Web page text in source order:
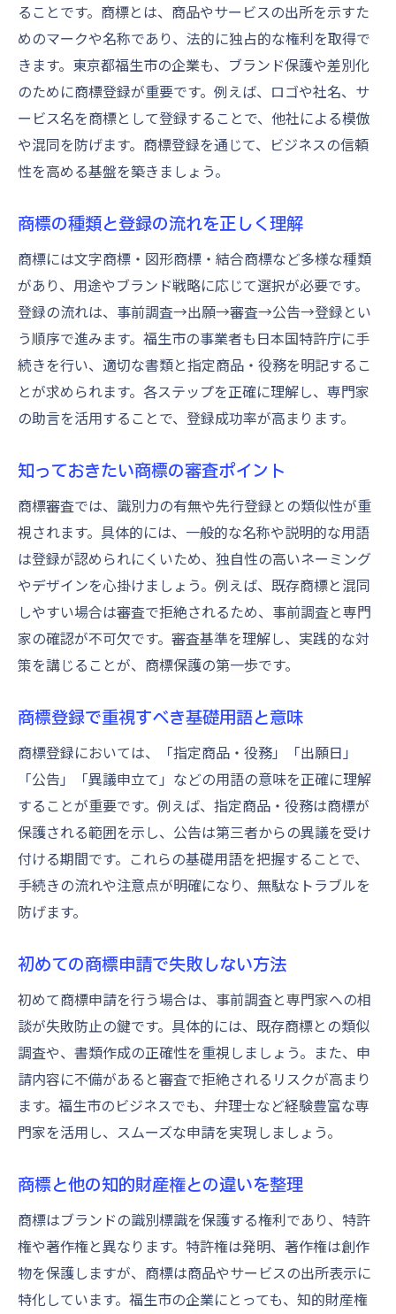
ることです。商標とは、商品やサービスの出所を示すた
めのマークや名称であり、法的に独占的な権利を取得で
きます。東京都福生市の企業も、ブランド保護や差別化
のために商標登録が重要です。例えば、ロゴや社名、サ
ービス名を商標として登録することで、他社による模倣
や混同を防げます。商標登録を通じて、ビジネスの信頼
性を高める基盤を築きましょう。
商標の種類と登録の流れを正しく理解
商標には文字商標・図形商標・結合商標など多様な種類
があり、用途やブランド戦略に応じて選択が必要です。
登録の流れは、事前調査→出願→審査→公告→登録とい
う順序で進みます。福生市の事業者も日本国特許庁に手
続きを行い、適切な書類と指定商品・役務を明記するこ
とが求められます。各ステップを正確に理解し、専門家
の助言を活用することで、登録成功率が高まります。
知っておきたい商標の審査ポイント
商標審査では、識別力の有無や先行登録との類似性が重
視されます。具体的には、一般的な名称や説明的な用語
は登録が認められにくいため、独自性の高いネーミング
やデザインを心掛けましょう。例えば、既存商標と混同
しやすい場合は審査で拒絶されるため、事前調査と専門
家の確認が不可欠です。審査基準を理解し、実践的な対
策を講じることが、商標保護の第一歩です。
商標登録で重視すべき基礎用語と意味
商標登録においては、「指定商品・役務」「出願日」
「公告」「異議申立て」などの用語の意味を正確に理解
することが重要です。例えば、指定商品・役務は商標が
保護される範囲を示し、公告は第三者からの異議を受け
付ける期間です。これらの基礎用語を把握することで、
手続きの流れや注意点が明確になり、無駄なトラブルを
防げます。
初めての商標申請で失敗しない方法
初めて商標申請を行う場合は、事前調査と専門家への相
談が失敗防止の鍵です。具体的には、既存商標との類似
調査や、書類作成の正確性を重視しましょう。また、申
請内容に不備があると審査で拒絶されるリスクが高まり
ます。福生市のビジネスでも、弁理士など経験豊富な専
門家を活用し、スムーズな申請を実現しましょう。
商標と他の知的財産権との違いを整理
商標はブランドの識別標識を保護する権利であり、特許
権や著作権と異なります。特許権は発明、著作権は創作
物を保護しますが、商標は商品やサービスの出所表示に
特化しています。福生市の企業にとっても、知的財産権